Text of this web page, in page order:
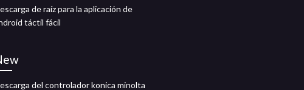
de raíz para la aplicación de
táctil fácil
del controlador konica minolta